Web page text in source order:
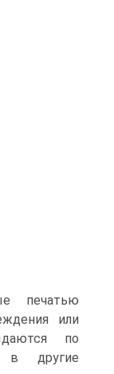
печатью
или
по
в другие